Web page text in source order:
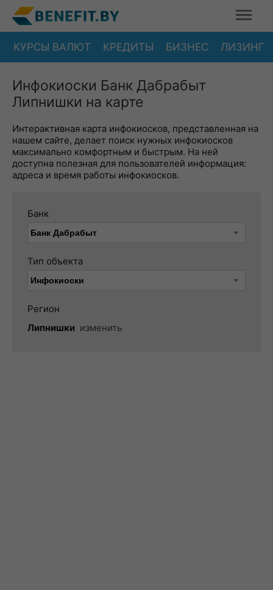
КУРСЫ ВАЛЮТ КРЕДИТЫ БИЗНЕС ЛИЗИНГ
Инфокиоски Банк Дабрабыт
Липнишки на карте
Интерактивная карта инфокиосков, представленная на
нашем сайте, делает поиск нужных инфокиосков
максимально комфортным и быстрым. На ней
доступна полезная для пользователей информация:
адреса и время работы инфокиосков.
Банк
Тип объекта
Регион
Липнишки изменить